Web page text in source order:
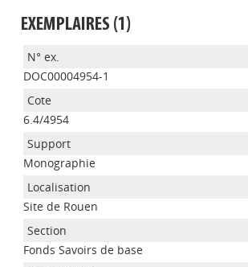
EXEMPLAIRES (1)
DOC00004954-1
6.4/4954
Monographie
Site de Rouen
Fonds Savoirs de base
Appels à projets